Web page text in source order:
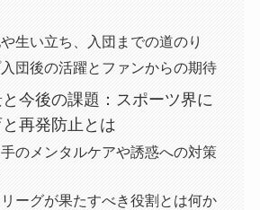
生い立ち、入団までの道のり
団後の活躍とファンからの期待
今後の課題：スポーツ界に
再発防止とは
のメンタルケアや誘惑への対策
ーグが果たすべき役割とは何か